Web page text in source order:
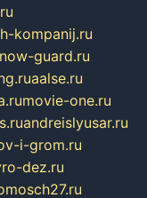
kompanij.ru
guard.ru
aalse.ru
movie-one.ru
andreislyusar.ru
i-grom.ru
dez.ru